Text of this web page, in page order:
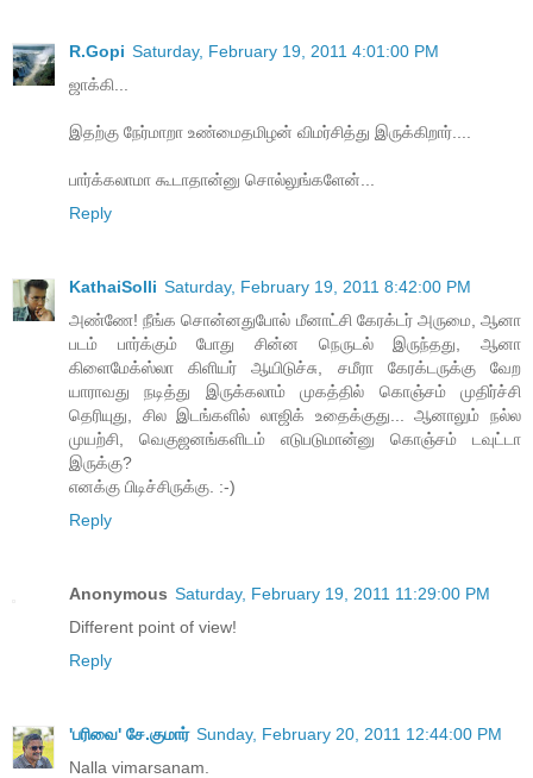
R.Gopi Saturday, February 19, 2011 4:01:00 PM
ஜாக்கி...
இதற்கு நேர்மாறா உண்மைதமிழன் விமர்சித்து இருக்கிறார்....
பார்க்கலாமா கூடாதான்னு சொல்லுங்களேன்...
Reply
KathaiSolli Saturday, February 19, 2011 8:42:00 PM
அண்ணே! நீங்க சொன்னதுபோல் மீனாட்சி கேரக்டர் அருமை, ஆனா
படம் பார்க்கும் போது சின்ன நெருடல் இருந்தது, ஆனா
கிளைமேக்ஸ்லா கிளியர் ஆயிடுச்சு, சமீரா கேரக்டருக்கு வேற
யாராவது நடித்து இருக்கலாம் முகத்தில் கொஞ்சம் முதிர்ச்சி
தெரியுது, சில இடங்களில் லாஜிக் உதைக்குது... ஆனாலும் நல்ல
முயற்சி, வெகுஜனங்களிடம் எடுபடுமான்னு கொஞ்சம் டவுட்டா
இருக்கு?
எனக்கு பிடிச்சிருக்கு. :-)
Reply
Anonymous Saturday, February 19, 2011 11:29:00 PM
Different point of view!
Reply
'பரிவை' சே.குமார் Sunday, February 20, 2011 12:44:00 PM
Nalla vimarsanam.